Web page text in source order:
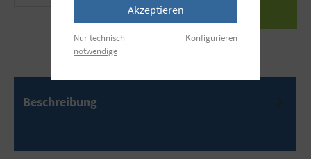
Beschreibung
Akzeptieren
Nur technisch
notwendige
Konfigurieren